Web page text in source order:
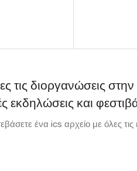
τις διοργανώσεις
εκδηλώσεις και
ένα ics αρχείο με όλες τις